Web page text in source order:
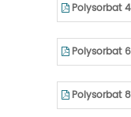
Polysorbat
Polysorbat
Polysorbat